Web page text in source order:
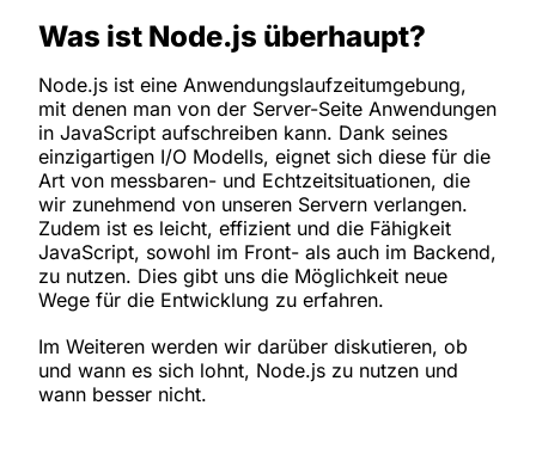
Was ist Node.js überhaupt?
Node.js ist eine Anwendungslaufzeitumgebung,
mit denen man von der Server-Seite Anwendungen
in JavaScript aufschreiben kann. Dank seines
einzigartigen I/O Modells, eignet sich diese für die
Art von messbaren- und Echtzeitsituationen, die
wir zunehmend von unseren Servern verlangen.
Zudem ist es leicht, effizient und die Fähigkeit
JavaScript, sowohl im Front- als auch im Backend,
zu nutzen. Dies gibt uns die Möglichkeit neue
Wege für die Entwicklung zu erfahren.
Im Weiteren werden wir darüber diskutieren, ob
und wann es sich lohnt, Node.js zu nutzen und
wann besser nicht.